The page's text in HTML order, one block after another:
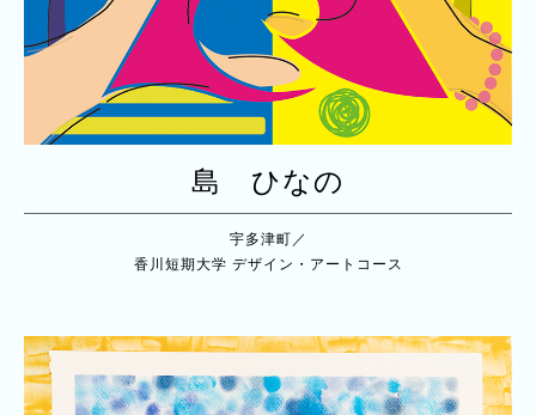
島 ひなの
宇多津町／
香川短期大学 デザイン・アートコース